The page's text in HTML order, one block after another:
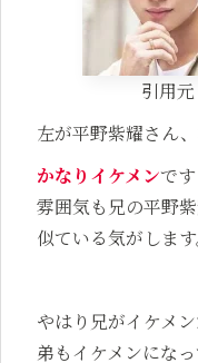
引用元
左が平野紫耀さん
かなりイケメンです
雰囲気も兄の平野
似ている気がします
やはり兄がイケメン
弟もイケメンにな